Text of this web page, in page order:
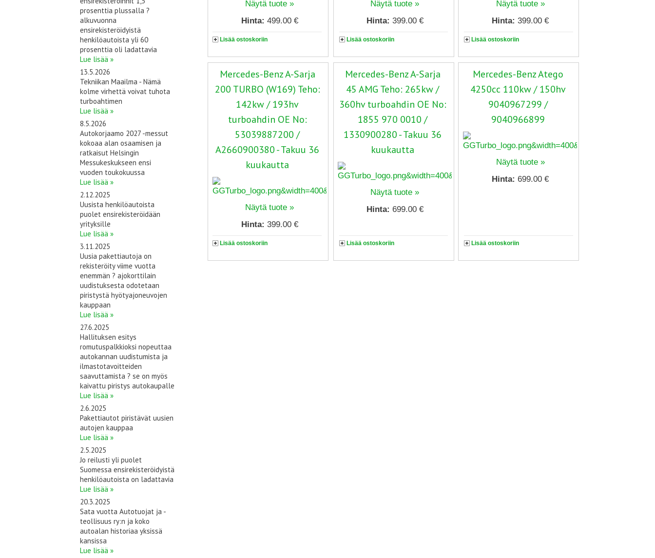
Näytä tuote »
Hinta: 499.00 €
Lisää ostoskoriin
Näytä tuote »
Hinta: 399.00 €
Lisää ostoskoriin
Näytä tuote »
Hinta:399.00 €
Lisää ostoskoriin
Mercedes-Benz A-Sarja
200 TURBO (W169) Teho:
142kw / 193hv
turboahdin OE No:
53039887200 /
A2660900380 - Takuu 36
kuukautta
Näytä tuote »
Hinta: 399.00 €
Lisää ostoskoriin
Mercedes-Benz A-Sarja
45 AMG Teho: 265kw /
360hv turboahdin OE No:
1855 970 0010 /
1330900280 - Takuu 36
kuukautta
Näytä tuote »
Hinta: 699.00 €
Lisää ostoskoriin
Mercedes-Benz Atego
4250cc 110kw / 150hv
9040967299 /
9040966899
Näytä tuote »
Hinta:699.00 €
Lisää ostoskoriin
prosenttia plussalla ?
alkuvuonna
ensirekisteröidyistä
henkilöautoista yli 60
prosenttia oli ladattavia
Lue lisää »
13.5.2026
Tekniikan Maailma - Nämä
kolme virhettä voivat tuhota
turboahtimen
Lue lisää »
8.5.2026
Autokorjaamo 2027 -messut
kokoaa alan osaamisen ja
ratkaisut Helsingin
Messukeskukseen ensi
vuoden toukokuussa
Lue lisää »
2.12.2025
Uusista henkilöautoista
puolet ensirekisteröidään
yrityksille
Lue lisää »
3.11.2025
Uusia pakettiautoja on
rekisteröity viime vuotta
enemmän ? ajokorttilain
uudistuksesta odotetaan
piristystä hyötyajoneuvojen
kauppaan
Lue lisää »
27.6.2025
Hallituksen esitys
romutuspalkkioksi nopeuttaa
autokannan uudistumista ja
ilmastotavoitteiden
saavuttamista ? se on myös
kaivattu piristys autokaupalle
Lue lisää »
2.6.2025
Pakettiautot piristävät uusien
autojen kauppaa
Lue lisää »
2.5.2025
Jo reilusti yli puolet
Suomessa ensirekisteröidyistä
henkilöautoista on ladattavia
Lue lisää »
20.3.2025
Sata vuotta Autotuojat ja -
teollisuus ry:n ja koko
autoalan historiaa yksissä
kansissa
Lue lisää »